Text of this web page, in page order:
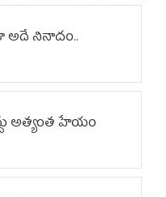
అదే నినాదం..
అత్యంత హేయం